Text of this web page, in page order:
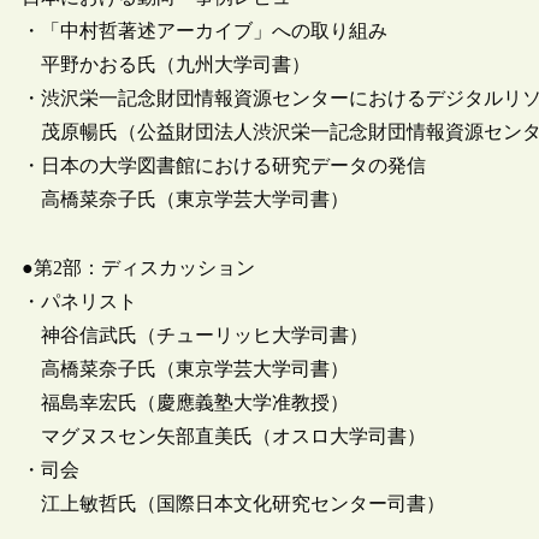
・「中村哲著述アーカイブ」への取り組み
平野かおる氏（九州大学司書）
・渋沢栄一記念財団情報資源センターにおけるデジタルリ
茂原暢氏（公益財団法人渋沢栄一記念財団情報資源センタ
・日本の大学図書館における研究データの発信
高橋菜奈子氏（東京学芸大学司書）
●第2部：ディスカッション
・パネリスト
神谷信武氏（チューリッヒ大学司書）
高橋菜奈子氏（東京学芸大学司書）
福島幸宏氏（慶應義塾大学准教授）
マグヌスセン矢部直美氏（オスロ大学司書）
・司会
江上敏哲氏（国際日本文化研究センター司書）